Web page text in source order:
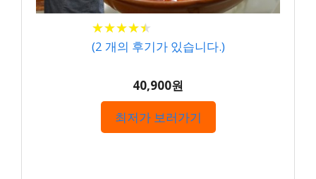
★★★★★
★★★★★
(2 개의 후기가 있습니다.)
40,900원
최저가 보러가기